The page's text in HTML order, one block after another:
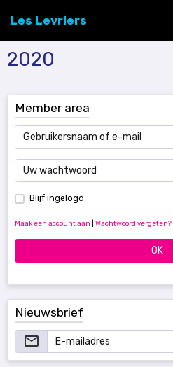
Les Levriers
2020
Member area
Blijf ingelogd
Maak een account aan Wachtwoord vergeten?
OK
Nieuwsbrief